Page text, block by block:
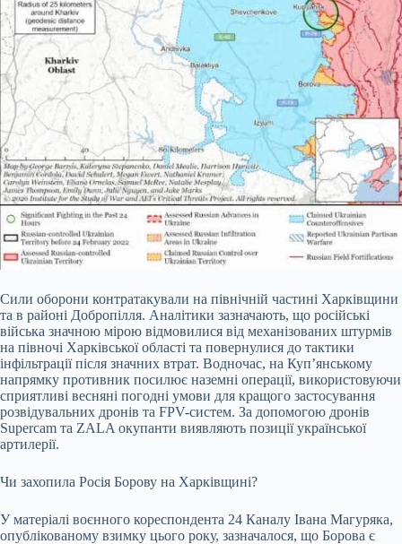
Сили оборони контратакували на північній частині Харківщини
та в районі Добропілля. Аналітики зазначають, що російські
війська значною мірою відмовилися від механізованих штурмів
на півночі Харківської області та повернулися до тактики
інфільтрації після значних втрат. Водночас, на Куп’янському
напрямку противник посилює наземні операції, використовуючи
сприятливі весняні погодні умови для кращого застосування
розвідувальних дронів та FPV-систем. За допомогою дронів
Supercam та ZALA окупанти виявляють позиції української
артилерії.
Чи захопила Росія Борову на Харківщині?
У матеріалі воєнного кореспондента 24 Каналу Івана Магуряка,
опублікованому взимку цього року, зазначалося, що Борова є